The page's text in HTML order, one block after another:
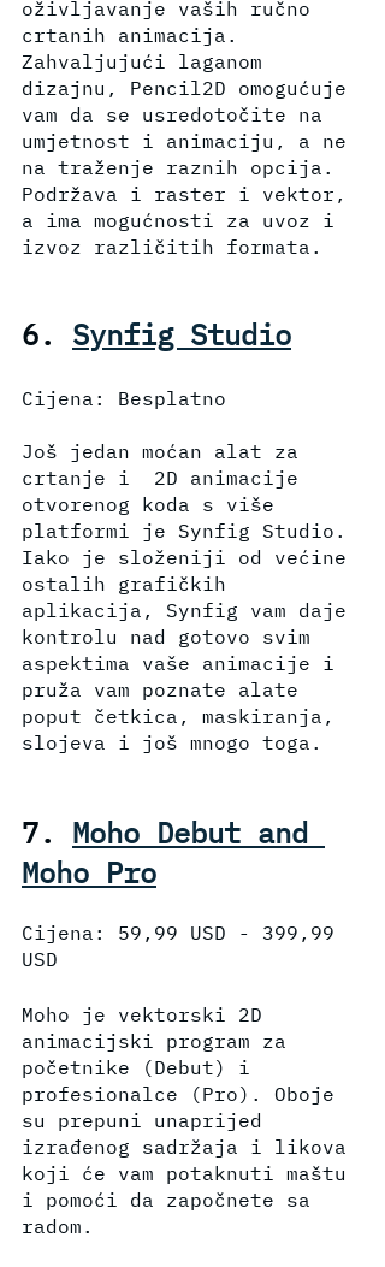
oživljavanje vaših ručno
crtanih animacija.
Zahvaljujući laganom
dizajnu, Pencil2D omogućuje
vam da se usredotočite na
umjetnost i animaciju, a ne
na traženje raznih opcija.
Podržava i raster i vektor,
a ima mogućnosti za uvoz i
izvoz različitih formata.
6. Synfig Studio
Cijena: Besplatno
Još jedan moćan alat za
crtanje i  2D animacije
otvorenog koda s više
platformi je Synfig Studio.
Iako je složeniji od većine
ostalih grafičkih
aplikacija, Synfig vam daje
kontrolu nad gotovo svim
aspektima vaše animacije i
pruža vam poznate alate
poput četkica, maskiranja,
slojeva i još mnogo toga.
7. Moho Debut and
Moho Pro
Cijena: 59,99 USD - 399,99
USD
Moho je vektorski 2D
animacijski program za
početnike (Debut) i
profesionalce (Pro). Oboje
su prepuni unaprijed
izrađenog sadržaja i likova
koji će vam potaknuti maštu
i pomoći da započnete sa
radom.